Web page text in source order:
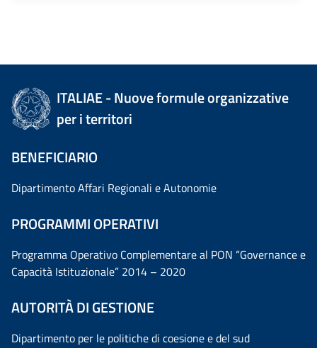
ITALIAE - Nuove formule organizzative
per i territori
BENEFICIARIO
Dipartimento Affari Regionali e Autonomie
PROGRAMMI OPERATIVI
Programma Operativo Complementare al PON “Governance e
Capacità Istituzionale” 2014 – 2020
AUTORITÀ DI GESTIONE
Dipartimento per le politiche di coesione e del sud